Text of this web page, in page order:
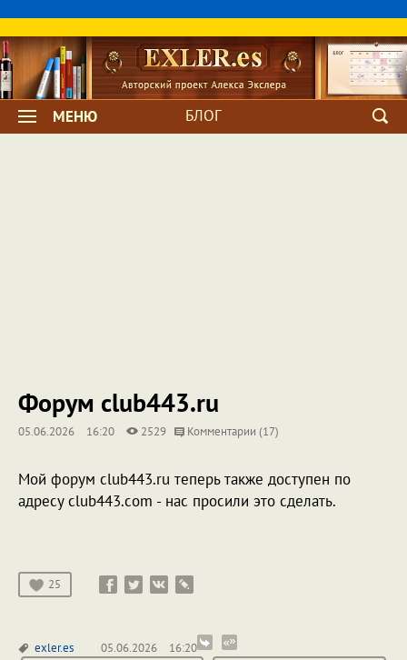
МЕНЮ БЛОГ
Форум club443.ru
05.06.2026 16:20 2529 Комментарии (17)
Мой форум club443.ru теперь также доступен по
адресу club443.com - нас просили это сделать.
25
exler.es 05.06.2026 16:20